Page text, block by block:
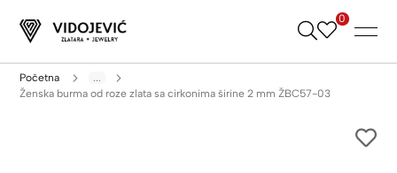
Skip
0
Početna
...
Ženska burma od roze zlata sa cirkonima širine 2 mm ŽBC57-03